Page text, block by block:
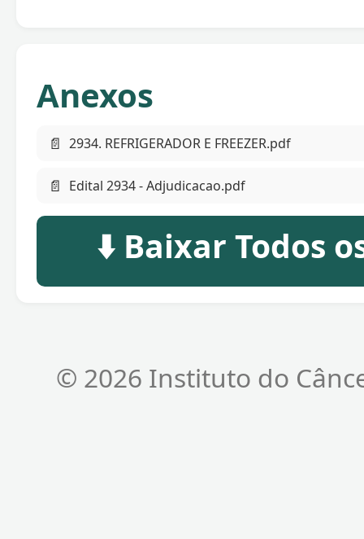
Anexos
📄 2934. REFRIGERADOR E FREEZER.pdf
📄 Edital 2934 - Adjudicacao.pdf
⬇️ Baixar Todos
© 2026 Instituto do